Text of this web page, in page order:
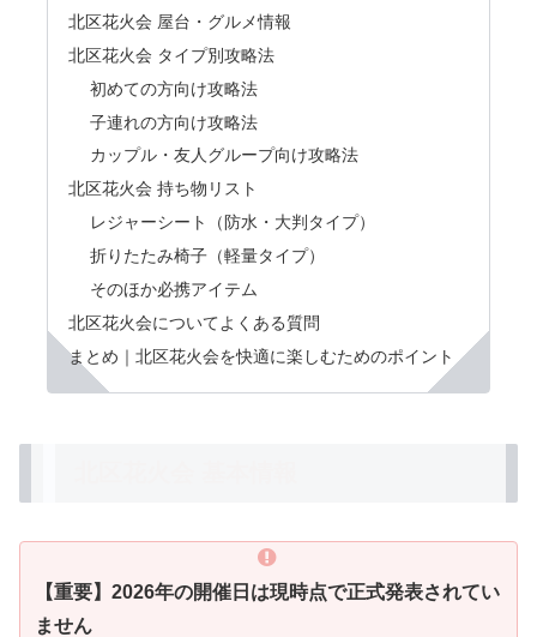
北区花火会 屋台・グルメ情報
北区花火会 タイプ別攻略法
初めての方向け攻略法
子連れの方向け攻略法
カップル・友人グループ向け攻略法
北区花火会 持ち物リスト
レジャーシート（防水・大判タイプ）
折りたたみ椅子（軽量タイプ）
そのほか必携アイテム
北区花火会についてよくある質問
まとめ｜北区花火会を快適に楽しむためのポイント
【重要】2026年の開催日は現時点で正式発表されてい
ません